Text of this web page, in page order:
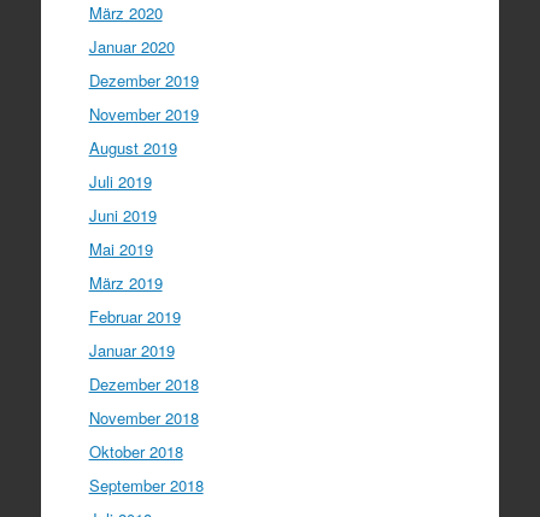
März 2020
Januar 2020
Dezember 2019
November 2019
August 2019
Juli 2019
Juni 2019
Mai 2019
März 2019
Februar 2019
Januar 2019
Dezember 2018
November 2018
Oktober 2018
September 2018